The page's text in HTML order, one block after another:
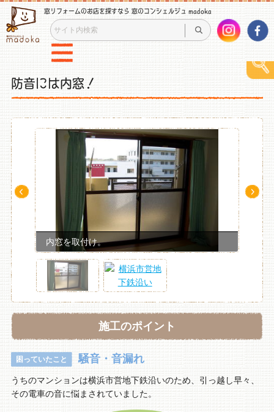
窓リフォームのお店を探すなら 窓のコンシェルジュ madoka
防音には内窓！
内窓を取付け。
施工のポイント
困っていたこと 騒音・音漏れ
うちのマンションは横浜市営地下鉄沿いのため、引っ越し早々、
その電車の音に悩まされていました。